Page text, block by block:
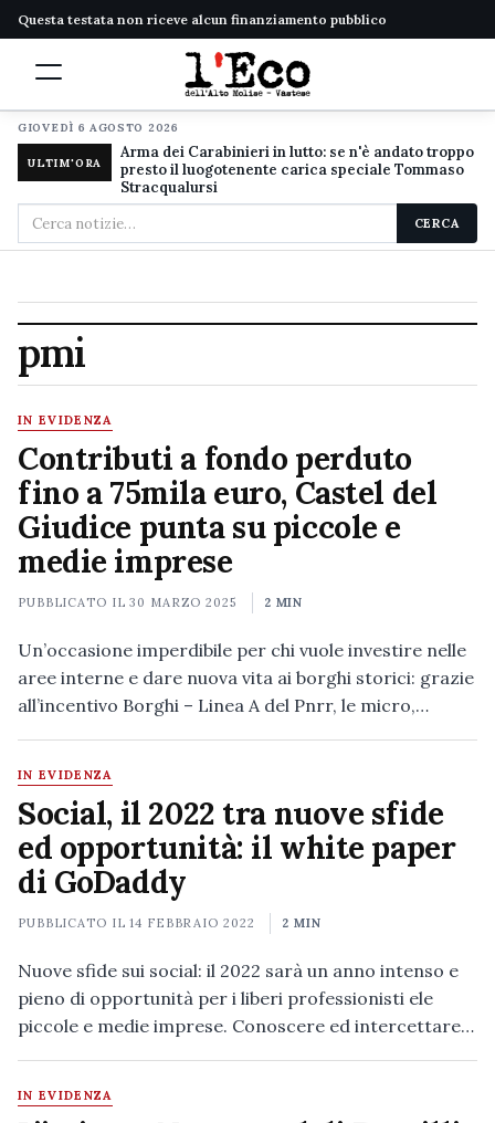
Questa testata non riceve alcun finanziamento pubblico
GIOVEDÌ 6 AGOSTO 2026
ULTIM'ORA
Arma dei Carabinieri in lutto: se n'è andato troppo
presto il luogotenente carica speciale Tommaso
Stracqualursi
Cerca
nel
CERCA
pmi
IN EVIDENZA
Contributi a fondo perduto
fino a 75mila euro, Castel del
Giudice punta su piccole e
medie imprese
PUBBLICATO IL30 MARZO 2025 2 MIN
Un’occasione imperdibile per chi vuole investire nelle
aree interne e dare nuova vita ai borghi storici: grazie
all’incentivo Borghi – Linea A del Pnrr, le micro,…
IN EVIDENZA
Social, il 2022 tra nuove sfide
ed opportunità: il white paper
di GoDaddy
PUBBLICATO IL14 FEBBRAIO 2022 2 MIN
Nuove sfide sui social: il 2022 sarà un anno intenso e
pieno di opportunità per i liberi professionisti ele
piccole e medie imprese. Conoscere ed intercettare…
IN EVIDENZA